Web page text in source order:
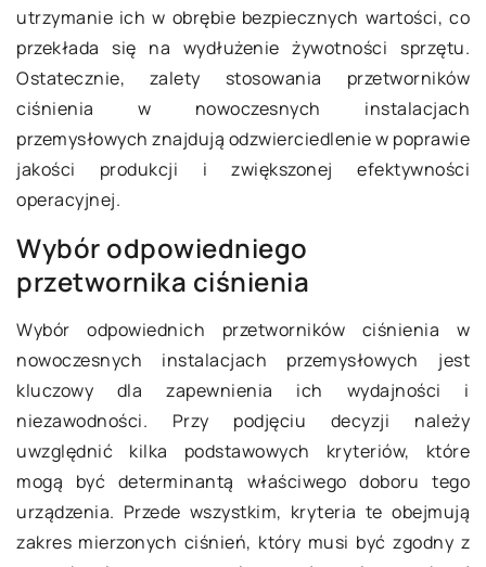
utrzymanie ich w obrębie bezpiecznych wartości, co
przekłada się na wydłużenie żywotności sprzętu.
Ostatecznie, zalety stosowania przetworników
ciśnienia w nowoczesnych instalacjach
przemysłowych znajdują odzwierciedlenie w poprawie
jakości produkcji i zwiększonej efektywności
operacyjnej.
Wybór odpowiedniego
przetwornika ciśnienia
Wybór odpowiednich przetworników ciśnienia w
nowoczesnych instalacjach przemysłowych jest
kluczowy dla zapewnienia ich wydajności i
niezawodności. Przy podjęciu decyzji należy
uwzględnić kilka podstawowych kryteriów, które
mogą być determinantą właściwego doboru tego
urządzenia. Przede wszystkim, kryteria te obejmują
zakres mierzonych ciśnień, który musi być zgodny z